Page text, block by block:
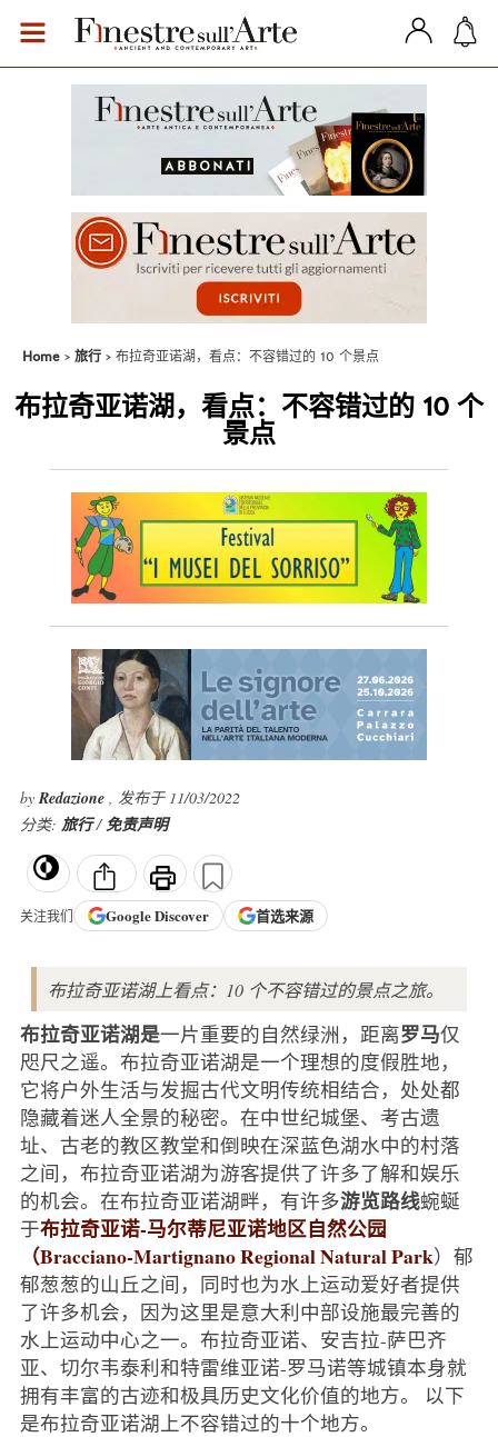
Home 旅行 布拉奇亚诺湖，看点：不容错过的 10 个景点
布拉奇亚诺湖，看点：不容错过的 10 个
景点
byRedazione , 发布于 11/03/2022
分类: 旅行/免责声明
关注我们 GoogleDiscover 首选来源
布拉奇亚诺湖上看点：10 个不容错过的景点之旅。
布拉奇亚诺湖是一片重要的自然绿洲，距离罗马仅
咫尺之遥。布拉奇亚诺湖是一个理想的度假胜地，
它将户外生活与发掘古代文明传统相结合，处处都
隐藏着迷人全景的秘密。在中世纪城堡、考古遗
址、古老的教区教堂和倒映在深蓝色湖水中的村落
之间，布拉奇亚诺湖为游客提供了许多了解和娱乐
的机会。在布拉奇亚诺湖畔，有许多游览路线蜿蜒
于布拉奇亚诺-马尔蒂尼亚诺地区自然公园
（Bracciano-Martignano Regional Natural Park）郁
郁葱葱的山丘之间，同时也为水上运动爱好者提供
了许多机会，因为这里是意大利中部设施最完善的
水上运动中心之一。布拉奇亚诺、安吉拉-萨巴齐
亚、切尔韦泰利和特雷维亚诺-罗马诺等城镇本身就
拥有丰富的古迹和极具历史文化价值的地方。 以下
是布拉奇亚诺湖上不容错过的十个地方。